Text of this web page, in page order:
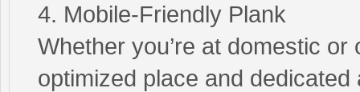
4. Mobile-Friendly Plank
Whether you’re at domestic or
optimized place and